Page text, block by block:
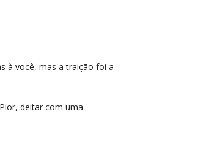
à você, mas a traição foi a
deitar com uma